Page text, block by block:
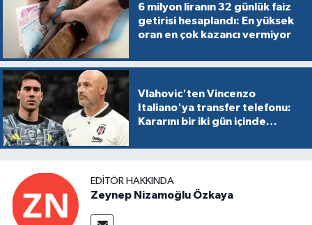
6 milyon liranın 32 günlük faiz
getirisi hesaplandı: En yüksek
oran en çok kazancı vermiyor
Vlahovic'ten Vincenzo
Italiano'ya transfer telefonu:
Kararını bir iki gün içinde
EDITÖR HAKKINDA
Zeynep Nizamoğlu Özkaya